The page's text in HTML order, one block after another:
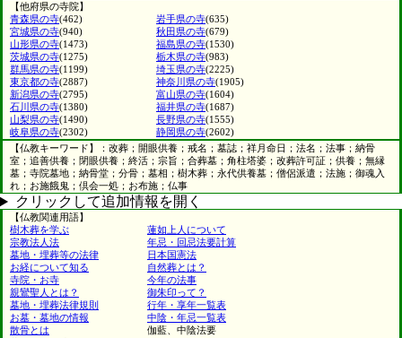
【他府県の寺院】
青森県の寺(462) 岩手県の寺(635)
宮城県の寺(940) 秋田県の寺(679)
山形県の寺(1473) 福島県の寺(1530)
茨城県の寺(1275) 栃木県の寺(983)
群馬県の寺(1199) 埼玉県の寺(2225)
東京都の寺(2887) 神奈川県の寺(1905)
新潟県の寺(2795) 富山県の寺(1604)
石川県の寺(1380) 福井県の寺(1687)
山梨県の寺(1490) 長野県の寺(1555)
岐阜県の寺(2302) 静岡県の寺(2602)
【仏教キーワード】：改葬；開眼供養；戒名；墓誌；祥月命日；法名；法事；納骨
室；追善供養；閉眼供養；終活；宗旨；合葬墓；角柱塔婆；改葬許可証；供養；無縁
墓；寺院墓地；納骨堂；分骨；墓相；樹木葬；永代供養墓；僧侶派遣；法施；御魂入
れ；お施餓鬼；倶会一処；お布施；仏事
クリックして追加情報を開く
【仏教関連用語】
樹木葬を学ぶ
蓮如上人について
宗教法人法
年忌・回忌法要計算
墓地・埋葬等の法律
日本国憲法
お経について知る
自然葬とは？
寺院・お寺
今年の法事
親鸞聖人とは？
御朱印って？
墓地・埋葬法律規則
行年・享年一覧表
お墓・墓地の情報
中陰・年忌一覧表
散骨とは
伽藍、中陰法要